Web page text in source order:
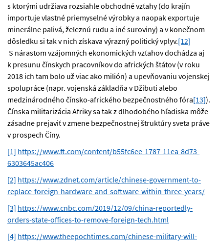
s ktorými udržiava rozsiahle obchodné vzťahy (do krajín
importuje vlastné priemyselné výrobky a naopak exportuje
minerálne palivá, železnú rudu a iné suroviny) a v konečnom
dôsledku si tak v nich získava výrazný politický vplyv.[12]
S nárastom vzájomných ekonomických vzťahov dochádza aj
k presunu čínskych pracovníkov do afrických štátov (v roku
2018 ich tam bolo už viac ako milión) a upevňovaniu vojenskej
spolupráce (napr. vojenská základňa v Džibuti alebo
medzinárodného čínsko-afrického bezpečnostného fóra[13]).
Čínska militarizácia Afriky sa tak z dlhodobého hľadiska môže
zásadne prejaviť v zmene bezpečnostnej štruktúry sveta práve
v prospech Číny.
[1] https://www.ft.com/content/b55fc6ee-1787-11ea-8d73-
6303645ac406
[2] https://www.zdnet.com/article/chinese-government-to-
replace-foreign-hardware-and-software-within-three-years/
[3] https://www.cnbc.com/2019/12/09/china-reportedly-
orders-state-offices-to-remove-foreign-tech.html
[4] https://www.theepochtimes.com/chinese-military-will-